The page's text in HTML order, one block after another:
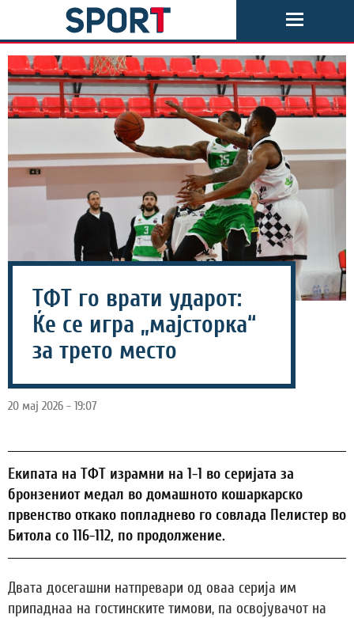
ТФТ го врати ударот:
Ќе се игра „мајсторка“
за трето место
20 мај 2026 - 19:07
Екипата на ТФТ израмни на 1-1 во серијата за
бронзениот медал во домашното кошаркарско
првенство откако попладнево го совлада Пелистер во
Битола со 116-112, по продолжение.
Двата досегашни натпревари од оваа серија им
припаднаа на гостинските тимови, па освојувачот на